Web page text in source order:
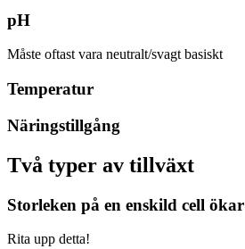
pH
Måste oftast vara neutralt/svagt basiskt
Temperatur
Näringstillgång
Två typer av tillväxt
Storleken på en enskild cell ökar
Rita upp detta!